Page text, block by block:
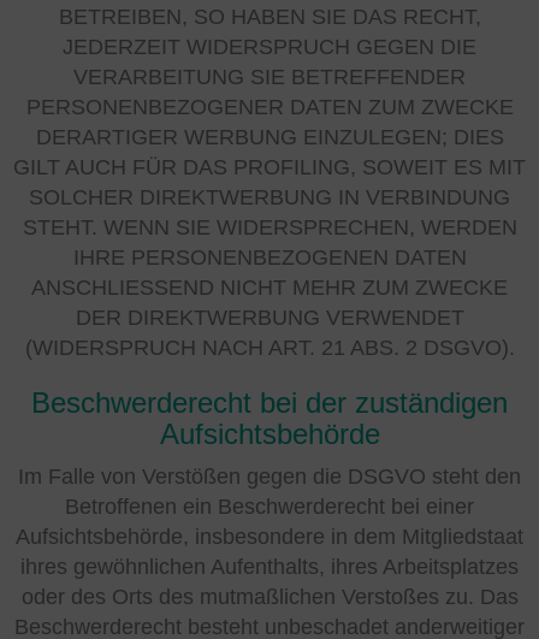
BETREIBEN, SO HABEN SIE DAS RECHT,
JEDERZEIT WIDERSPRUCH GEGEN DIE
VERARBEITUNG SIE BETREFFENDER
PERSONENBEZOGENER DATEN ZUM ZWECKE
DERARTIGER WERBUNG EINZULEGEN; DIES
GILT AUCH FÜR DAS PROFILING, SOWEIT ES MIT
SOLCHER DIREKTWERBUNG IN VERBINDUNG
STEHT. WENN SIE WIDERSPRECHEN, WERDEN
IHRE PERSONENBEZOGENEN DATEN
ANSCHLIESSEND NICHT MEHR ZUM ZWECKE
DER DIREKTWERBUNG VERWENDET
(WIDERSPRUCH NACH ART. 21 ABS. 2 DSGVO).
Beschwerderecht bei der zuständigen
Aufsichtsbehörde
Im Falle von Verstößen gegen die DSGVO steht den
Betroffenen ein Beschwerderecht bei einer
Aufsichtsbehörde, insbesondere in dem Mitgliedstaat
ihres gewöhnlichen Aufenthalts, ihres Arbeitsplatzes
oder des Orts des mutmaßlichen Verstoßes zu. Das
Beschwerderecht besteht unbeschadet anderweitiger